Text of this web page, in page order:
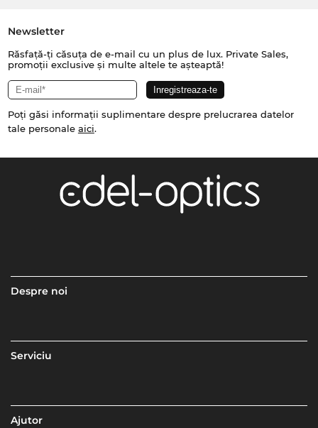
Newsletter
Răsfață-ți căsuța de e-mail cu un plus de lux. Private Sales,
promoții exclusive și multe altele te așteaptă!
Poți găsi informații suplimentare despre prelucrarea datelor
tale personale aici.
Despre noi
Serviciu
Ajutor